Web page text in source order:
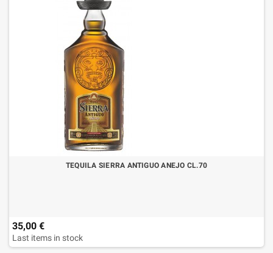
TEQUILA SIERRA ANTIGUO ANEJO CL.70
35,00 €
Last items in stock